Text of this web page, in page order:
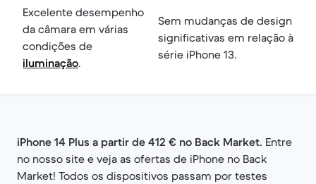
Excelente desempenho
da câmara em várias
condições de
iluminação.
Sem mudanças de design
significativas em relação à
série iPhone 13.
iPhone 14 Plus a partir de 412 € no Back Market. Entre
no nosso site e veja as ofertas de iPhone no Back
Market! Todos os dispositivos passam por testes